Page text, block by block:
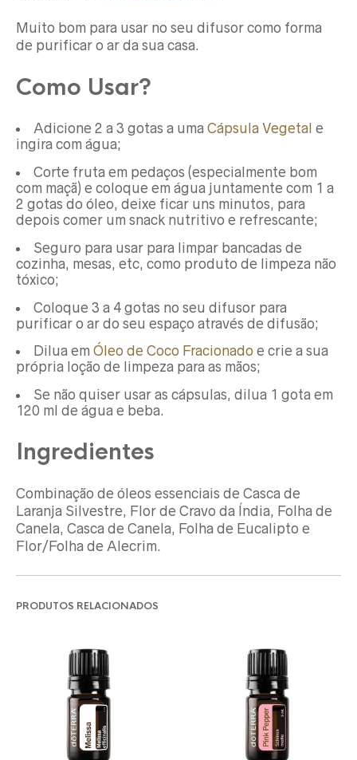
Muito bom para usar no seu difusor como forma
de purificar o ar da sua casa.
Como Usar?
Adicione 2 a 3 gotas a uma Cápsula Vegetal e
ingira com água;
Corte fruta em pedaços (especialmente bom
com maçã) e coloque em água juntamente com 1 a
2 gotas do óleo, deixe ficar uns minutos, para
depois comer um snack nutritivo e refrescante;
Seguro para usar para limpar bancadas de
cozinha, mesas, etc, como produto de limpeza não
tóxico;
Coloque 3 a 4 gotas no seu difusor para
purificar o ar do seu espaço através de difusão;
Dilua em Óleo de Coco Fracionado e crie a sua
própria loção de limpeza para as mãos;
Se não quiser usar as cápsulas, dilua 1 gota em
120 ml de água e beba.
Ingredientes
Combinação de óleos essenciais de Casca de
Laranja Silvestre, Flor de Cravo da Índia, Folha de
Canela, Casca de Canela, Folha de Eucalipto e
Flor/Folha de Alecrim.
PRODUTOS RELACIONADOS